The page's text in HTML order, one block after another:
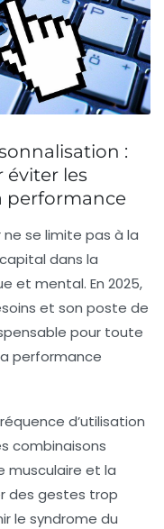
:
éviter les
performance
se limite pas à la
dans la
et mental. En 2025,
et son poste de
pour toute
performance
d’utilisation
combinaisons
musculaire et la
des gestes trop
le syndrome du